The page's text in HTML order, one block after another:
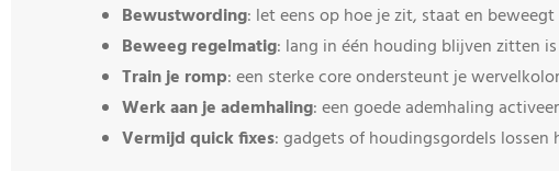
Bewustwording: let eens op hoe je zit, staat en
Beweeg regelmatig: lang in één houding blijven zitten
Train je romp: een sterke core ondersteunt je
Werk aan je ademhaling: een goede ademhaling
Vermijd quick fixes: gadgets of houdingsgordels